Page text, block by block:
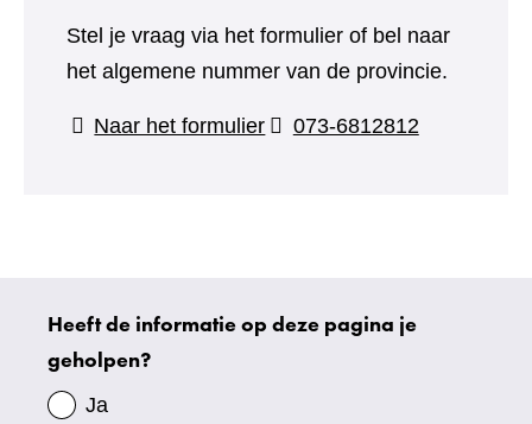
Stel je vraag via het formulier of bel naar
het algemene nummer van de provincie.
Naar het formulier(verwijst
073-6812812
Uw
gegevens
Heeft de informatie op deze pagina je
geholpen?
Ja